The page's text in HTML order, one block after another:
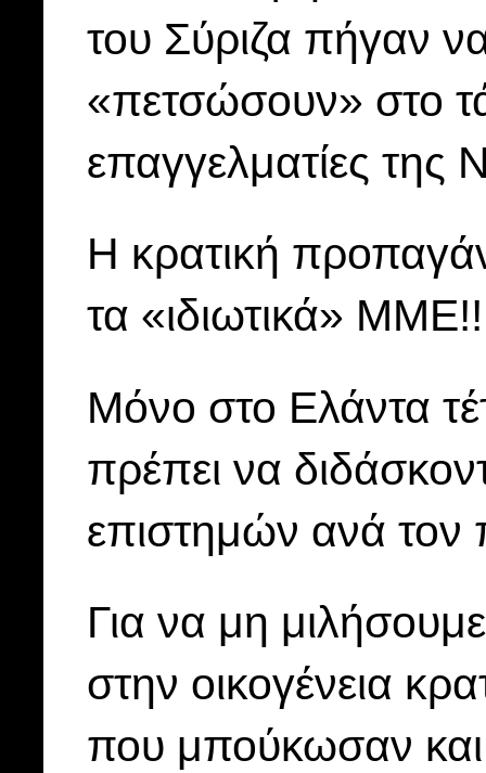
του Σύριζα πήγαν
«πετσώσουν» στο
επαγγελματίες της
Η κρατική
τα «ιδιωτικά»
Μόνο στο Ελάντα
πρέπει να
επιστημών ανά τον
Για να μη
στην οικογένεια
που μπούκωσαν και